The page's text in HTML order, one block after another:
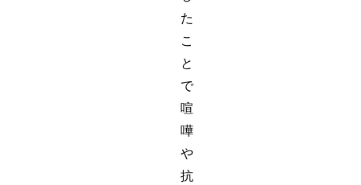
た
こ
と
で
喧
嘩
や
抗